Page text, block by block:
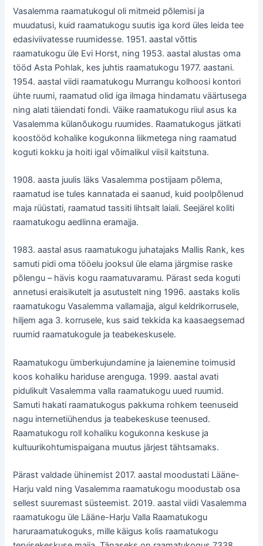
Vasalemma raamatukogul oli mitmeid põlemisi ja
muudatusi, kuid raamatukogu suutis iga kord üles leida tee
edasiviivatesse ruumidesse. 1951. aastal võttis
raamatukogu üle Evi Horst, ning 1953. aastal alustas oma
tööd Asta Pohlak, kes juhtis raamatukogu 1977. aastani.
1954. aastal viidi raamatukogu Murrangu kolhoosi kontori
ühte ruumi, raamatud olid iga ilmaga hindamatu väärtusega
ning alati täiendati fondi. Väike raamatukogu riiul asus ka
Vasalemma külanõukogu ruumides. Raamatukogus jätkati
koostööd kohalike kogukonna liikmetega ning raamatud
koguti kokku ja hoiti igal võimalikul viisil kaitstuna.
1908. aasta juulis läks Vasalemma postijaam põlema,
raamatud ise tules kannatada ei saanud, kuid poolpõlenud
maja rüüstati, raamatud tassiti lihtsalt laiali. Seejärel koliti
raamatukogu aedlinna eramajja.
1983. aastal asus raamatukogu juhatajaks Mallis Rank, kes
samuti pidi oma tööelu jooksul üle elama järgmise raske
põlengu – hävis kogu raamatuvaramu. Pärast seda koguti
annetusi eraisikutelt ja asutustelt ning 1996. aastaks kolis
raamatukogu Vasalemma vallamajja, algul keldrikorrusele,
hiljem aga 3. korrusele, kus said tekkida ka kaasaegsemad
ruumid raamatukogule ja teabekeskusele.
Raamatukogu ümberkujundamine ja laienemine toimusid
koos kohaliku hariduse arenguga. 1999. aastal avati
pidulikult Vasalemma valla raamatukogu uued ruumid.
Samuti hakati raamatukogus pakkuma rohkem teenuseid
nagu internetiühendus ja teabekeskuse teenused.
Raamatukogu roll kohaliku kogukonna keskuse ja
kultuurikohtumispaigana muutus järjest tähtsamaks.
Pärast valdade ühinemist 2017. aastal moodustati Lääne-
Harju vald ning Vasalemma raamatukogu moodustab osa
sellest suuremast süsteemist. 2019. aastal viidi Vasalemma
raamatukogu üle Lääne-Harju Valla Raamatukogu
haruraamatukoguks, mille käigus kolis raamatukogu